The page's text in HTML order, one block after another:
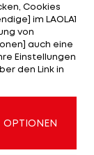
die
Bolt läuft
noch einmal
Cookies
im LAOLA1
von
auch eine
Einstellungen
den Link in
OPTIONEN